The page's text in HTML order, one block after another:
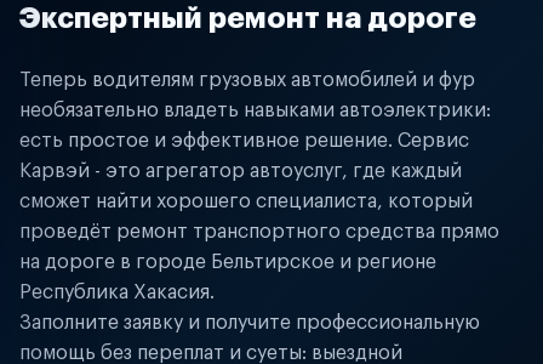
Экспертный ремонт на дороге
Теперь водителям грузовых автомобилей и фур
необязательно владеть навыками автоэлектрики:
есть простое и эффективное решение. Сервис
Карвэй - это агрегатор автоуслуг, где каждый
сможет найти хорошего специалиста, который
проведёт ремонт транспортного средства прямо
на дороге в городе Бельтирское и регионе
Республика Хакасия.
Заполните заявку и получите профессиональную
помощь без переплат и суеты: выездной